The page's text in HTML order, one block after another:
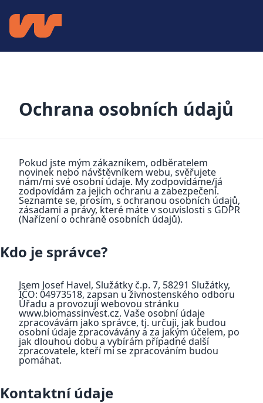
Ochrana osobních údajů
Pokud jste mým zákazníkem, odběratelem
novinek nebo návštěvníkem webu, svěřujete
nám/mi své osobní údaje. My zodpovídáme/já
zodpovídám za jejich ochranu a zabezpečení.
Seznamte se, prosím, s ochranou osobních údajů,
zásadami a právy, které máte v souvislosti s GDPR
(Nařízení o ochraně osobních údajů).
Kdo je správce?
Jsem Josef Havel, Služátky č.p. 7, 58291 Služátky,
IČO: 04973518, zapsan u živnostenského odboru
Úřadu a provozuji webovou stránku
www.biomassinvest.cz. Vaše osobní údaje
zpracovávám jako správce, tj. určuji, jak budou
osobní údaje zpracovávány a za jakým účelem, po
jak dlouhou dobu a vybírám případné další
zpracovatele, kteří mi se zpracováním budou
pomáhat.
Kontaktní údaje